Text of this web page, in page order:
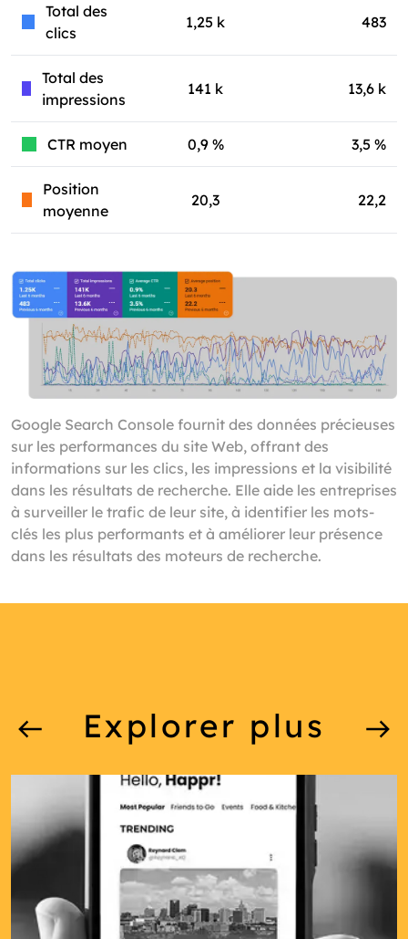
Total des
clics
1,25 k 483
Total des
impressions
141 k 13,6 k
CTR moyen 0,9 % 3,5 %
Position
moyenne
20,3 22,2
Google Search Console fournit des données précieuses
sur les performances du site Web, offrant des
informations sur les clics, les impressions et la visibilité
dans les résultats de recherche. Elle aide les entreprises
à surveiller le trafic de leur site, à identifier les mots-
clés les plus performants et à améliorer leur présence
dans les résultats des moteurs de recherche.
Explorer plus